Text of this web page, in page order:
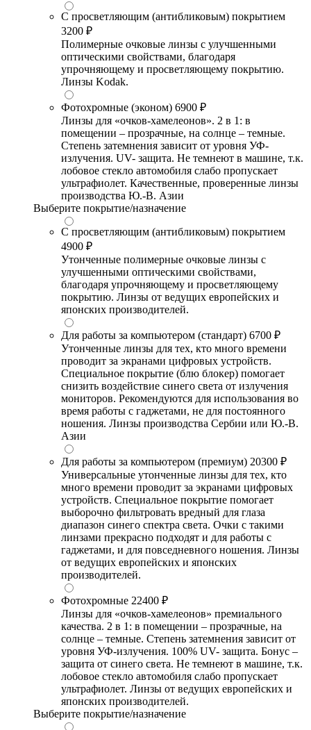
С просветляющим (антибликовым) покрытием
3200 ₽
Полимерные очковые линзы с улучшенными
оптическими свойствами, благодаря
упрочняющему и просветляющему покрытию.
Линзы Kodak.
Фотохромные (эконом) 6900 ₽
Линзы для «очков-хамелеонов». 2 в 1: в
помещении – прозрачные, на солнце – темные.
Степень затемнения зависит от уровня УФ-
излучения. UV- защита. Не темнеют в машине, т.к.
лобовое стекло автомобиля слабо пропускает
ультрафиолет. Качественные, проверенные линзы
производства Ю.-В. Азии
Выберите покрытие/назначение
С просветляющим (антибликовым) покрытием
4900 ₽
Утонченные полимерные очковые линзы с
улучшенными оптическими свойствами,
благодаря упрочняющему и просветляющему
покрытию. Линзы от ведущих европейских и
японских производителей.
Для работы за компьютером (стандарт) 6700 ₽
Утонченные линзы для тех, кто много времени
проводит за экранами цифровых устройств.
Специальное покрытие (блю блокер) помогает
снизить воздействие синего света от излучения
мониторов. Рекомендуются для использования во
время работы с гаджетами, не для постоянного
ношения. Линзы производства Сербии или Ю.-В.
Азии
Для работы за компьютером (премиум) 20300 ₽
Универсальные утонченные линзы для тех, кто
много времени проводит за экранами цифровых
устройств. Специальное покрытие помогает
выборочно фильтровать вредный для глаза
диапазон синего спектра света. Очки с такими
линзами прекрасно подходят и для работы с
гаджетами, и для повседневного ношения. Линзы
от ведущих европейских и японских
производителей.
Фотохромные 22400 ₽
Линзы для «очков-хамелеонов» премиального
качества. 2 в 1: в помещении – прозрачные, на
солнце – темные. Степень затемнения зависит от
уровня УФ-излучения. 100% UV- защита. Бонус –
защита от синего света. Не темнеют в машине, т.к.
лобовое стекло автомобиля слабо пропускает
ультрафиолет. Линзы от ведущих европейских и
японских производителей.
Выберите покрытие/назначение